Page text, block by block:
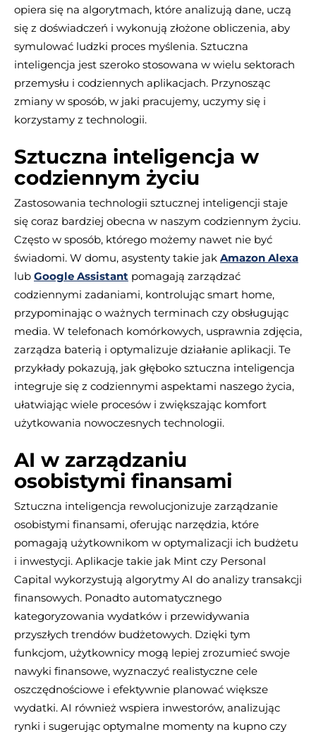
opiera się na algorytmach, które analizują dane, uczą
się z doświadczeń i wykonują złożone obliczenia, aby
symulować ludzki proces myślenia. Sztuczna
inteligencja jest szeroko stosowana w wielu sektorach
przemysłu i codziennych aplikacjach. Przynosząc
zmiany w sposób, w jaki pracujemy, uczymy się i
korzystamy z technologii.
Sztuczna inteligencja w
codziennym życiu
Zastosowania technologii sztucznej inteligencji staje
się coraz bardziej obecna w naszym codziennym życiu.
Często w sposób, którego możemy nawet nie być
świadomi. W domu, asystenty takie jak Amazon Alexa
lub Google Assistant pomagają zarządzać
codziennymi zadaniami, kontrolując smart home,
przypominając o ważnych terminach czy obsługując
media. W telefonach komórkowych, usprawnia zdjęcia,
zarządza baterią i optymalizuje działanie aplikacji. Te
przykłady pokazują, jak głęboko sztuczna inteligencja
integruje się z codziennymi aspektami naszego życia,
ułatwiając wiele procesów i zwiększając komfort
użytkowania nowoczesnych technologii.
AI w zarządzaniu
osobistymi finansami
Sztuczna inteligencja rewolucjonizuje zarządzanie
osobistymi finansami, oferując narzędzia, które
pomagają użytkownikom w optymalizacji ich budżetu
i inwestycji. Aplikacje takie jak Mint czy Personal
Capital wykorzystują algorytmy AI do analizy transakcji
finansowych. Ponadto automatycznego
kategoryzowania wydatków i przewidywania
przyszłych trendów budżetowych. Dzięki tym
funkcjom, użytkownicy mogą lepiej zrozumieć swoje
nawyki finansowe, wyznaczyć realistyczne cele
oszczędnościowe i efektywnie planować większe
wydatki. AI również wspiera inwestorów, analizując
rynki i sugerując optymalne momenty na kupno czy